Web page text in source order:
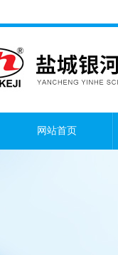
网站首页